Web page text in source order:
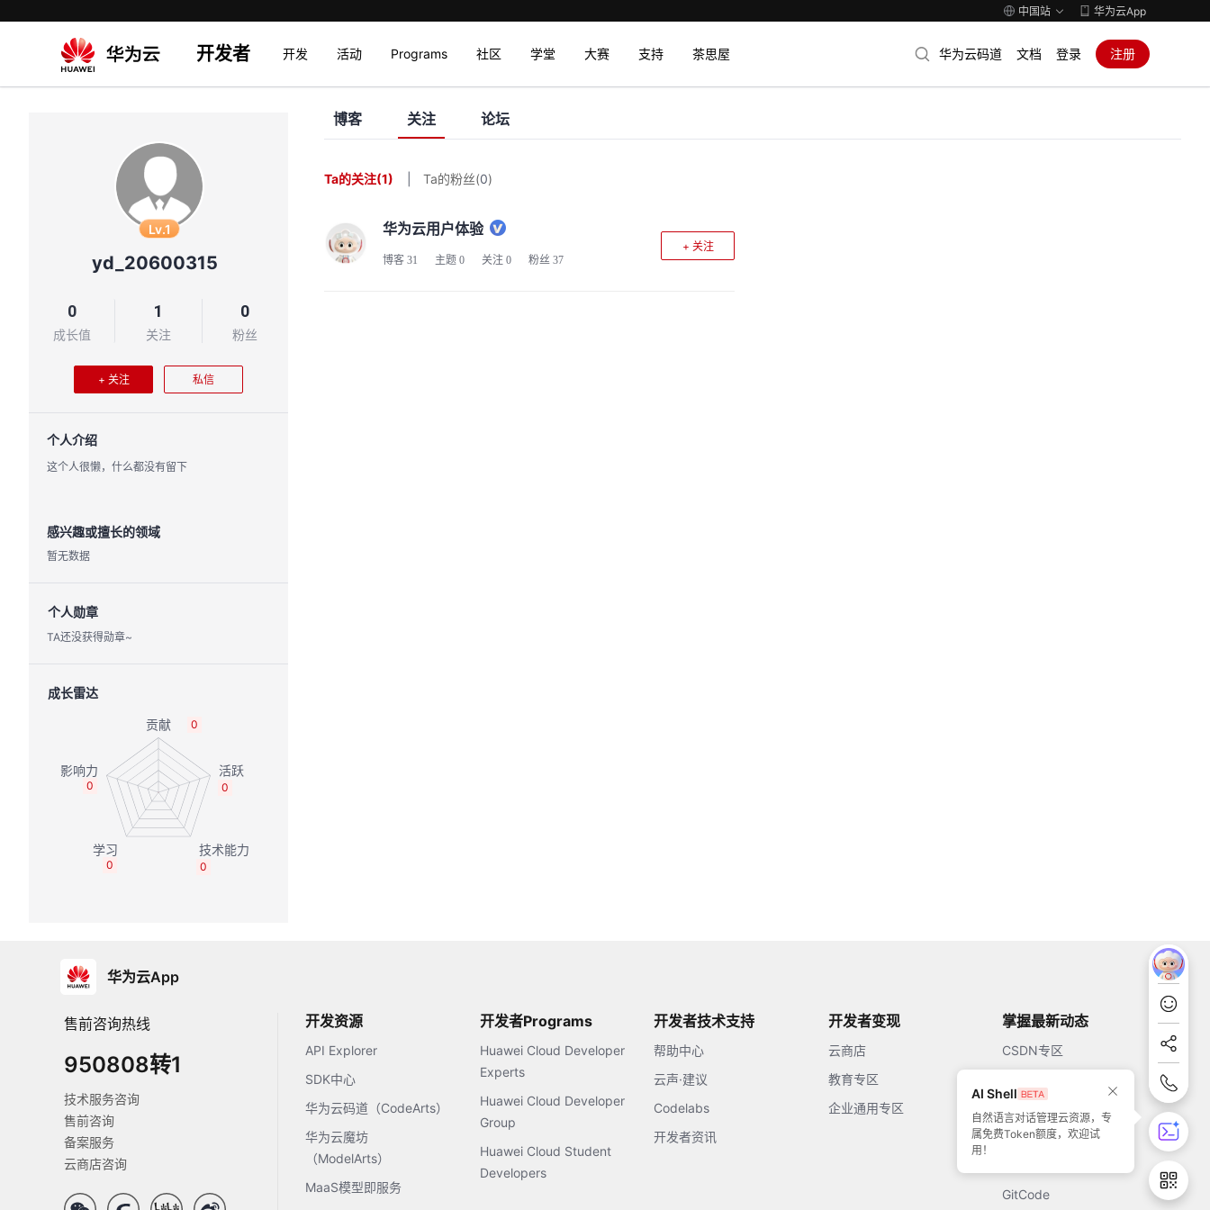
中国站 华为云App
开发者 开发 活动 Programs 社区 学堂 大赛 支持 茶思屋 华为云码道 文档 登录 注册
AI Shell
自然语言对话管理云资源，专
属免费Token额度，欢迎试
用！
Lv.1
yd_20600315
0
成长值
1
关注
0
粉丝
+ 关注 私信
个人介绍
这个人很懒，什么都没有留下
感兴趣或擅长的领域
暂无数据
个人勋章
TA还没获得勋章~
成长雷达
0
0
0
0
0
博客 关注 论坛
Ta的关注(1) Ta的粉丝(0)
华为云用户体验
博客 31 主题 0 关注 0 粉丝 37
+ 关注
华为云App
售前咨询热线
950808转1
技术服务咨询
售前咨询
备案服务
云商店咨询
开发资源
API Explorer
SDK中心
华为云码道（CodeArts）
华为云魔坊
（ModelArts）
MaaS模型即服务
开发者Programs
Huawei Cloud Developer
Experts
Huawei Cloud Developer
Group
Huawei Cloud Student
Developers
开发者技术支持
帮助中心
云声·建议
Codelabs
开发者资讯
开发者变现
云商店
教育专区
企业通用专区
掌握最新动态
CSDN专区
51CTO
GitCode